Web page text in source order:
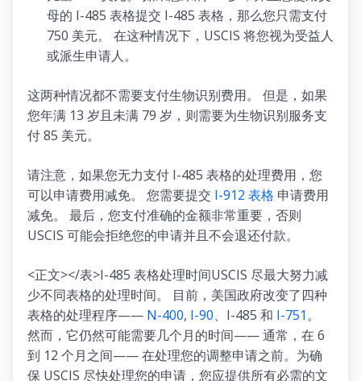
母的 I-485 表格提交 I-485 表格，那么您只需支付
750 美元。 在这种情况下，USCIS 将您视为受益人
或派生申请人。
这两种情况都不需要支付生物识别费用。 但是，如果
您年满 13 岁且未满 79 岁，则需要为生物识别服务支
付 85 美元。
请注意，如果您无力支付 I-485 表格的处理费用，您
可以申请费用减免。 您需要提交 I-912 表格 申请费用
减免。 最后，您支付准确的金额非常重要，否则
USCIS 可能会拒绝您的申请并且不会退还付款。
<正文></表>I-485 表格处理时间USCIS 尽最大努力减
少不同表格的处理时间。 目前，美国政府改变了四种
表格的处理程序—— N-400, I-90、I-485 和 I-751。
然而，它仍然可能需要几个月的时间—— 通常，在 6
到 12 个月之间—— 在处理您的调整申请之前。为确
保 USCIS 尽快处理您的申请，您应提供所有必需的文